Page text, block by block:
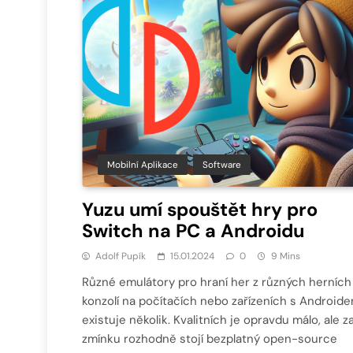
Mobilní Aplikace Software
Yuzu umí spouštět hry pro
Switch na PC a Androidu
Adolf Pupík 15.01.2024 0 9 Mins
Různé emulátory pro hraní her z různých herních
konzolí na počítačích nebo zařízeních s
existuje několik. Kvalitních je opravdu málo, ale
zmínku rozhodně stojí bezplatný open-source